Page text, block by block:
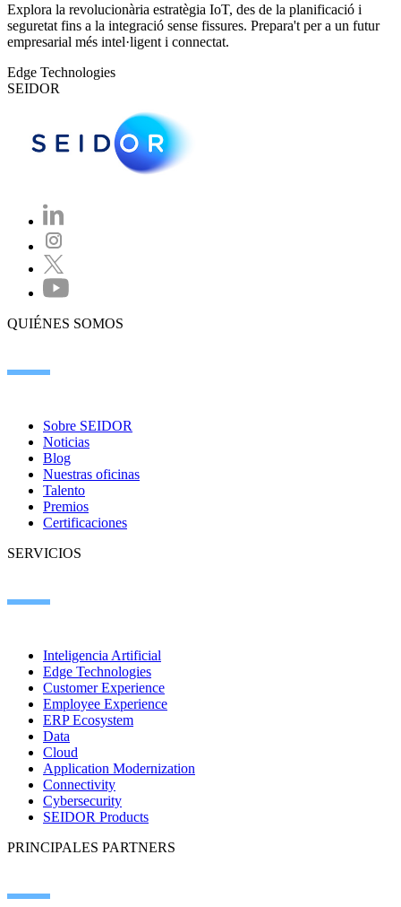
Explora la revolucionària estratègia IoT, des de la planificació i
seguretat fins a la integració sense fissures. Prepara't per a un futur
empresarial més intel·ligent i connectat.
Edge Technologies
SEIDOR
QUIÉNES SOMOS
Sobre SEIDOR
Noticias
Blog
Nuestras oficinas
Talento
Premios
Certificaciones
SERVICIOS
Inteligencia Artificial
Edge Technologies
Customer Experience
Employee Experience
ERP Ecosystem
Data
Cloud
Application Modernization
Connectivity
Cybersecurity
SEIDOR Products
PRINCIPALES PARTNERS